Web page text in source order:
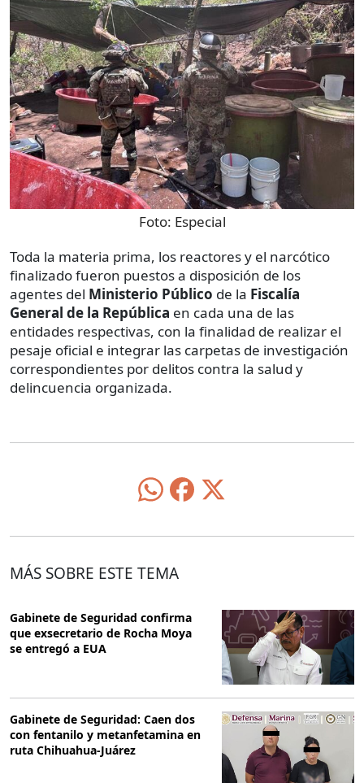
Foto: Especial
Toda la materia prima, los reactores y el narcótico
finalizado fueron puestos a disposición de los
agentes del Ministerio Público de la Fiscalía
General de la República en cada una de las
entidades respectivas, con la finalidad de realizar el
pesaje oficial e integrar las carpetas de investigación
correspondientes por delitos contra la salud y
delincuencia organizada.
MÁS SOBRE ESTE TEMA
Gabinete de Seguridad confirma
que exsecretario de Rocha Moya
se entregó a EUA
Gabinete de Seguridad: Caen dos
con fentanilo y metanfetamina en
ruta Chihuahua-Juárez